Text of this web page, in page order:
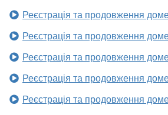
Реєстрація та продовження
Реєстрація та продовження
Реєстрація та продовження
Реєстрація та продовження
Реєстрація та продовження